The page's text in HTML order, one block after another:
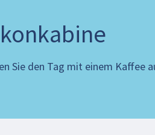
Sie den Tag mit einem Kaffee